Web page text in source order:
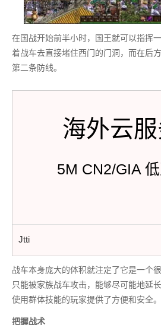
在国战开始前半小时，国王就可以指挥
着战车去直接堵住西门的门洞，而在后
第二条防线。
海外云
5M CN2/GIA
Jtti
战车本身庞大的体积就注定了它是一个
只能被家族战车攻击，能够尽可能地延
使用群体技能的玩家提供了方便和安全。
把握战术